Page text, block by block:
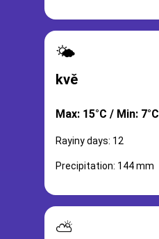
🌤️
kvě
Max: 15°C / Min: 7°C
Rayiny days: 12
Precipitation: 144 mm
⛅